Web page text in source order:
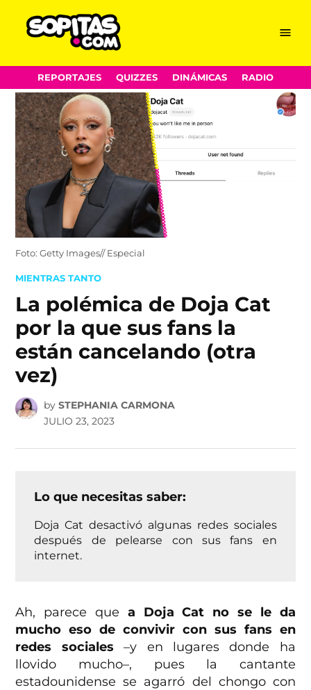
Skip
to
content
Menu
REPORTAJES QUIZZES DINÁMICAS RADIO
Foto: Getty Images// Especial
POSTED
MIENTRAS TANTO
La polémica de Doja Cat
por la que sus fans la
están cancelando (otra
vez)
by STEPHANIA CARMONA
JULIO 23, 2023
Lo que necesitas saber:
Doja Cat desactivó algunas redes sociales
después de pelearse con sus fans en
internet.
Ah, parece que a Doja Cat no se le da
mucho eso de convivir con sus fans en
redes sociales–y en lugares donde ha
llovido mucho–, pues la cantante
estadounidense se agarró del chongo con